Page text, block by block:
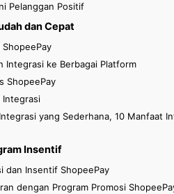
Pelanggan Positif
dan Cepat
Integrasi ke Berbagai Platform
ShopeePay
Integrasi
yang Sederhana, 10 Manfaat
Insentif
dan Insentif ShopeePay
dengan Program Promosi